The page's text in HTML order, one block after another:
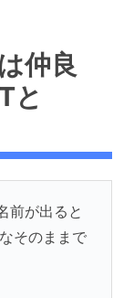
仲良
と
前が出ると
そのままで